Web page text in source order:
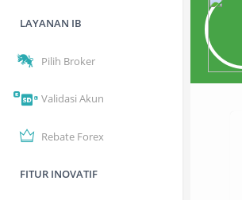
LAYANAN IB
Pilih Broker
Validasi Akun
Rebate Forex
FITUR INOVATIF